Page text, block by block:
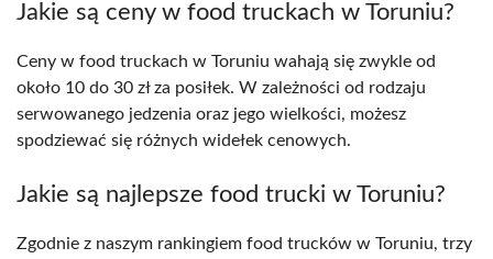
Jakie są ceny w food truckach w Toruniu?
Ceny w food truckach w Toruniu wahają się zwykle od
około 10 do 30 zł za posiłek. W zależności od rodzaju
serwowanego jedzenia oraz jego wielkości, możesz
spodziewać się różnych widełek cenowych.
Jakie są najlepsze food trucki w Toruniu?
Zgodnie z naszym rankingiem food trucków w Toruniu, trzy